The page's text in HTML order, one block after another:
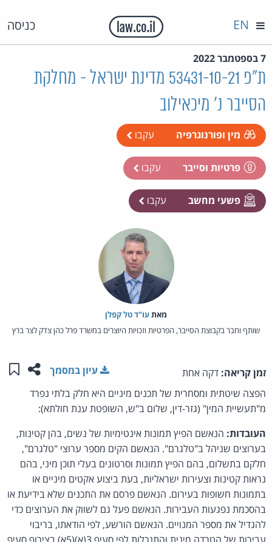
כניסה EN
7 בספטמבר 2022
ת"פ 53431-10-21 מדינת ישראל - מחלקת
הסייבר נ' מיכאילוב
מין ופורנוגרפיה עקבו
פרטיות וסייבר עקבו
פשעי מחשב עקבו
מאת‏עו"ד טל קפלן
שותף וחבר בקבוצת הסייבר, הפרטיות וזכויות היוצרים במשרד פרל כהן צדק לצר ברץ
זמן קריאה: דקה אחת שתפו
עיון במסמך
הפצה שיטתית ומסחרית של תכנים מיניים היא חלק בלתי נפרד
מ"תעשיית המין" (גזר-דין, שלום ב"ש, השופטת ענת חולתא):
העובדות: הנאשם הפיץ תמונות אינטימיות של נשים, בהן קטינות,
בערוצים שניהל ב"טלגרם". הנאשם הקים מספר ערוצי "טלגרם",
חלקם בתשלום, בהם הפיץ תמונות וסרטונים בעלי תוכן מיני, בהם
נראות קטינות וצעירות ישראליות, בעת ביצוע אקטים מיניים או
בתמונות חשופות בעירום. הנאשם פרסם את התכנים שלא בידיעת או
בהסכמת נפגעות העבירות. הנאשם פעל גם לשווק את הערוצים כדי
להגדיל את מספר המנויים. הנאשם הורשע, לפי הודאתו, בריבוי